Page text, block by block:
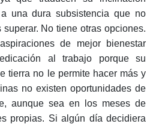
una dura subsistencia que no
No tiene otras opciones.
de mejor bienestar
al trabajo porque su
tierra no le permite hacer más y
no existen oportunidades de
aunque sea en los meses de
propias. Si algún día decidiera